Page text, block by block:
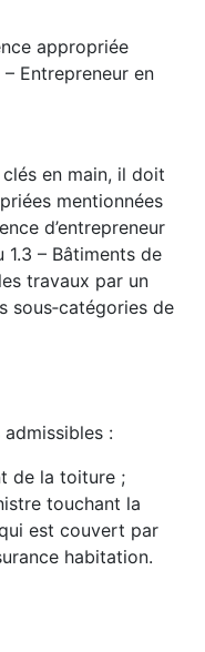
appropriée
Entrepreneur en
en main, il doit
mentionnées
d’entrepreneur
1.3 – Bâtiments de
travaux par un
sous‑catégories de
:
de la toiture ;
touchant la
est couvert par
habitation.